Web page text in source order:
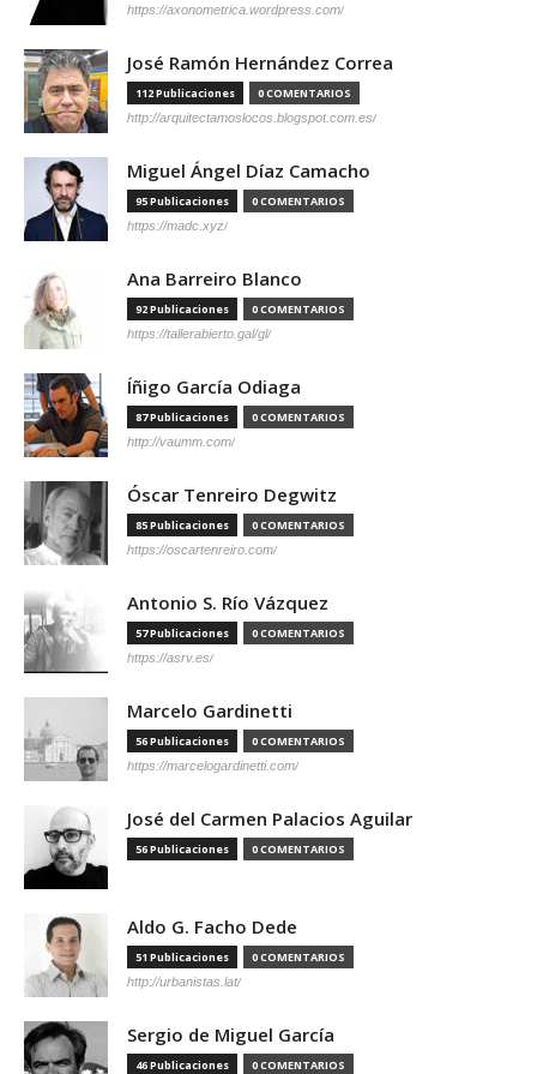
https://axonometrica.wordpress.com/
José Ramón Hernández Correa
112 Publicaciones 0 COMENTARIOS
http://arquitectamoslocos.blogspot.com.es/
Miguel Ángel Díaz Camacho
95 Publicaciones 0 COMENTARIOS
https://madc.xyz/
Ana Barreiro Blanco
92 Publicaciones 0 COMENTARIOS
https://tallerabierto.gal/gl/
Íñigo García Odiaga
87 Publicaciones 0 COMENTARIOS
http://vaumm.com/
Óscar Tenreiro Degwitz
85 Publicaciones 0 COMENTARIOS
https://oscartenreiro.com/
Antonio S. Río Vázquez
57 Publicaciones 0 COMENTARIOS
https://asrv.es/
Marcelo Gardinetti
56 Publicaciones 0 COMENTARIOS
https://marcelogardinetti.com/
José del Carmen Palacios Aguilar
56 Publicaciones 0 COMENTARIOS
Aldo G. Facho Dede
51 Publicaciones 0 COMENTARIOS
http://urbanistas.lat/
Sergio de Miguel García
46 Publicaciones 0 COMENTARIOS